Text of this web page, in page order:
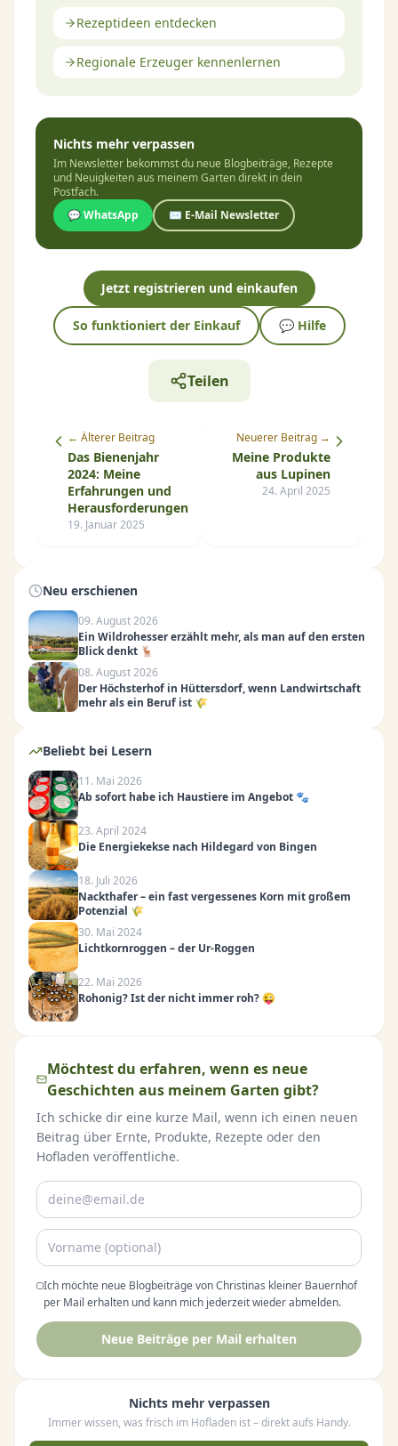
Rezeptideen entdecken
Regionale Erzeuger kennenlernen
Nichts mehr verpassen
Im Newsletter bekommst du neue Blogbeiträge, Rezepte
und Neuigkeiten aus meinem Garten direkt in dein
Postfach.
💬 WhatsApp
✉️ E-Mail Newsletter
Jetzt registrieren und einkaufen
So funktioniert der Einkauf 💬 Hilfe
Teilen
← Älterer Beitrag
Das Bienenjahr
2024: Meine
Erfahrungen und
Herausforderungen
19. Januar 2025
Neuerer Beitrag →
Meine Produkte
aus Lupinen
24. April 2025
Neu erschienen
09. August 2026
Ein Wildrohesser erzählt mehr, als man auf den ersten
Blick denkt 🦌
08. August 2026
Der Höchsterhof in Hüttersdorf, wenn Landwirtschaft
mehr als ein Beruf ist 🌾
Beliebt bei Lesern
11. Mai 2026
Ab sofort habe ich Haustiere im Angebot 🐾
23. April 2024
Die Energiekekse nach Hildegard von Bingen
18. Juli 2026
Nackthafer – ein fast vergessenes Korn mit großem
Potenzial 🌾
30. Mai 2024
Lichtkornroggen – der Ur-Roggen
22. Mai 2026
Rohonig? Ist der nicht immer roh? 😜
Möchtest du erfahren, wenn es neue
Geschichten aus meinem Garten gibt?
Ich schicke dir eine kurze Mail, wenn ich einen neuen
Beitrag über Ernte, Produkte, Rezepte oder den
Hofladen veröffentliche.
Ich möchte neue Blogbeiträge von Christinas kleiner Bauernhof
per Mail erhalten und kann mich jederzeit wieder abmelden.
Neue Beiträge per Mail erhalten
Nichts mehr verpassen
Immer wissen, was frisch im Hofladen ist – direkt aufs Handy.